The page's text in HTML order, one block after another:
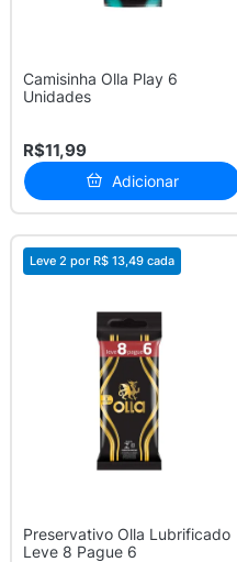
Camisinha Olla Play 6
Unidades
R$11,99
Adicionar
Leve 2 por R$ 13,49 cada
Preservativo Olla Lubrificado
Leve 8 Pague 6